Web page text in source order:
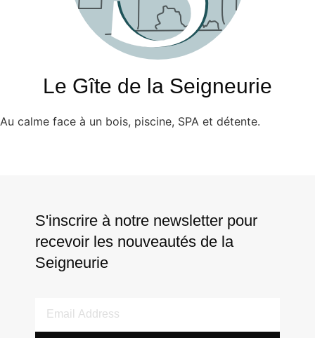
Le Gîte de la Seigneurie
Au calme face à un bois, piscine, SPA et détente.
S'inscrire à notre newsletter pour
recevoir les nouveautés de la
Seigneurie